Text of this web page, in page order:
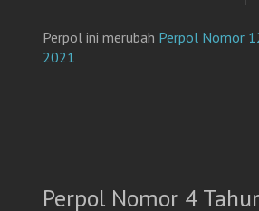
Perpol ini merubah Perpol Nomor
2021
Perpol Nomor 4